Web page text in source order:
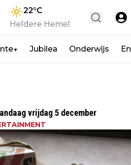
22°C
Heldere Hemel
▼ Jubilea Onderwijs
vrijdag 5 december